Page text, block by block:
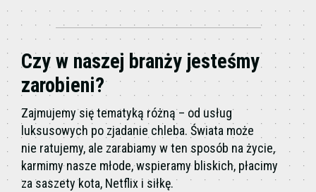
Czy w naszej branży jesteśmy
zarobieni?
Zajmujemy się tematyką różną – od usług
luksusowych po zjadanie chleba. Świata może
nie ratujemy, ale zarabiamy w ten sposób na życie,
karmimy nasze młode, wspieramy bliskich, płacimy
za saszety kota, Netflix i siłkę.